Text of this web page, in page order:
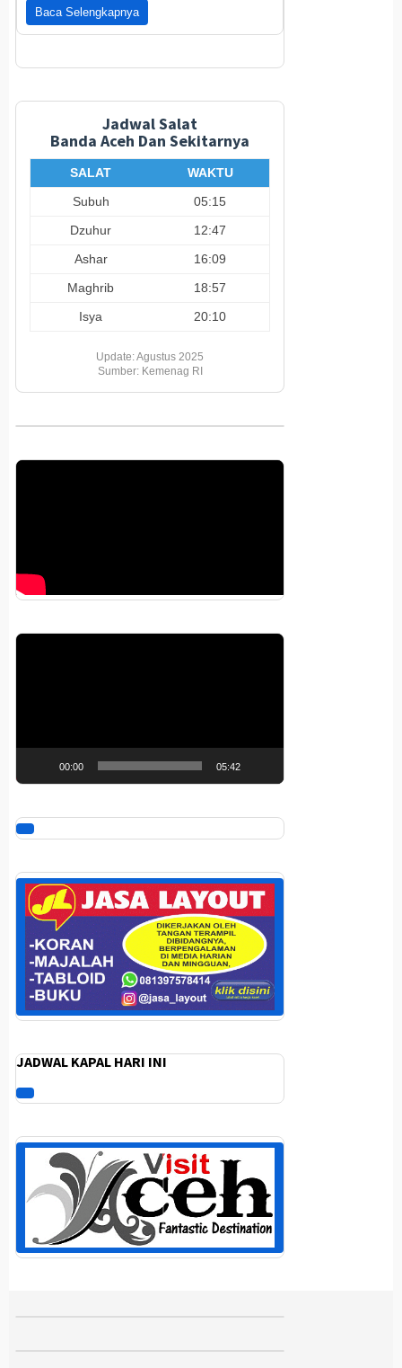
Baca Selengkapnya
Jadwal Salat
Banda Aceh Dan Sekitarnya
SALAT
WAKTU
Subuh
05:15
Dzuhur
12:47
Ashar
16:09
Maghrib
18:57
Isya
20:10
Update: Agustus 2025
Sumber: Kemenag RI
Pemutar
00:00 05:42
JADWAL KAPAL HARI INI